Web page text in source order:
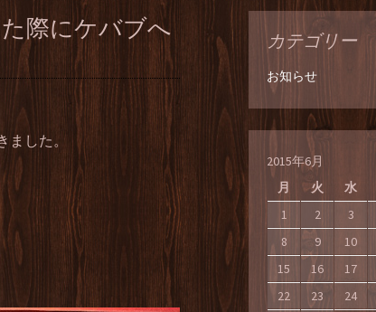
際にケバブへ
ました。
カテゴリー
お知らせ
2015年6月
月
火 水
1 2 3
8
9 10
15
16 17
22
23 24